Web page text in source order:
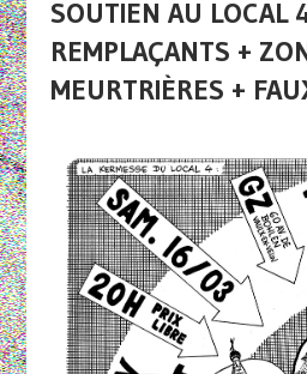
SOUTIEN AU LOCAL
REMPLAÇANTS +
MEURTRIÈRES +